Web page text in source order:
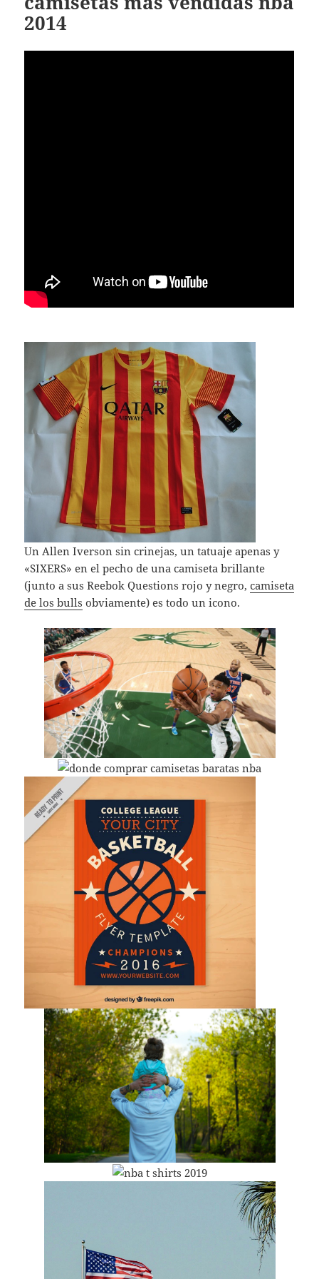
2014
Un Allen Iverson sin crinejas, un tatuaje apenas y
«SIXERS» en el pecho de una camiseta brillante
(junto a sus Reebok Questions rojo y negro,camiseta
de los bulls obviamente) es todo un icono.